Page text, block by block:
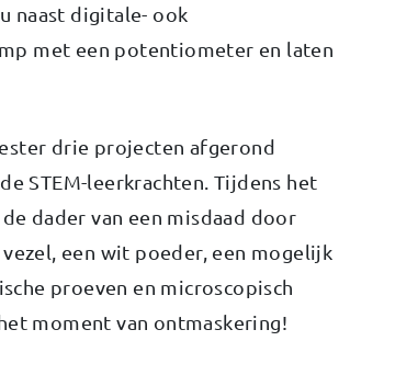
naast digitale- ook
met een potentiometer en laten
drie projecten afgerond
STEM-leerkrachten. Tijdens het
dader van een misdaad door
een wit poeder, een mogelijk
proeven en microscopisch
moment van ontmaskering!